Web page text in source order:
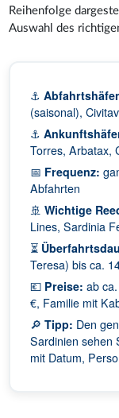
Reihenfolge
Auswahl des
⚓
(saisonal),
⚓
Torres, Arbatax,
📅 Frequenz:
Abfahrten
🚢Wichtige
Lines, Sardinia
⏳
Teresa) bis ca.
💶 Preise: ab
€, Familie mit
🔎Tipp: Den
Sardinien sehen
mit Datum,